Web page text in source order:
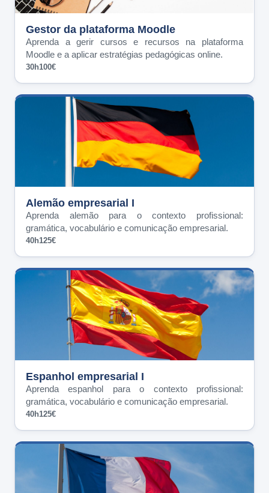
Gestor da plataforma Moodle
Aprenda a gerir cursos e recursos na plataforma
Moodle e a aplicar estratégias pedagógicas online.
30h100€
Alemão empresarial I
Aprenda alemão para o contexto profissional:
gramática, vocabulário e comunicação empresarial.
40h125€
Espanhol empresarial I
Aprenda espanhol para o contexto profissional:
gramática, vocabulário e comunicação empresarial.
40h125€